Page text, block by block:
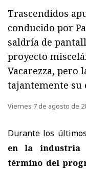
Trascendidos
conducido por
saldría de
proyecto
Vacarezza, pero
tajantemente su
Viernes 7 de agosto de
Durante los
en la industria
término del